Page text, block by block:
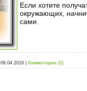
Если хотите
окружающих,
сами.
09.04.2016 Комментарии (0)